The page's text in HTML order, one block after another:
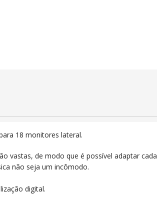
18 monitores lateral.
vastas, de modo que é possível adaptar cada
não seja um incômodo.
digital.